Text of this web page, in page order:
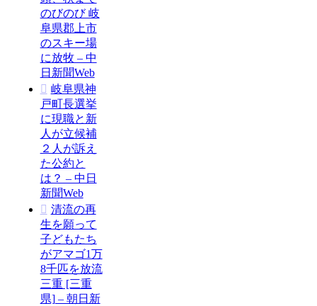
のびのび 岐
阜県郡上市
のスキー場
に放牧 – 中
日新聞Web
岐阜県神
戸町長選挙
に現職と新
人が立候補
２人が訴え
た公約と
は？ – 中日
新聞Web
清流の再
生を願って
子どもたち
がアマゴ1万
8千匹を放流
三重 [三重
県] – 朝日新